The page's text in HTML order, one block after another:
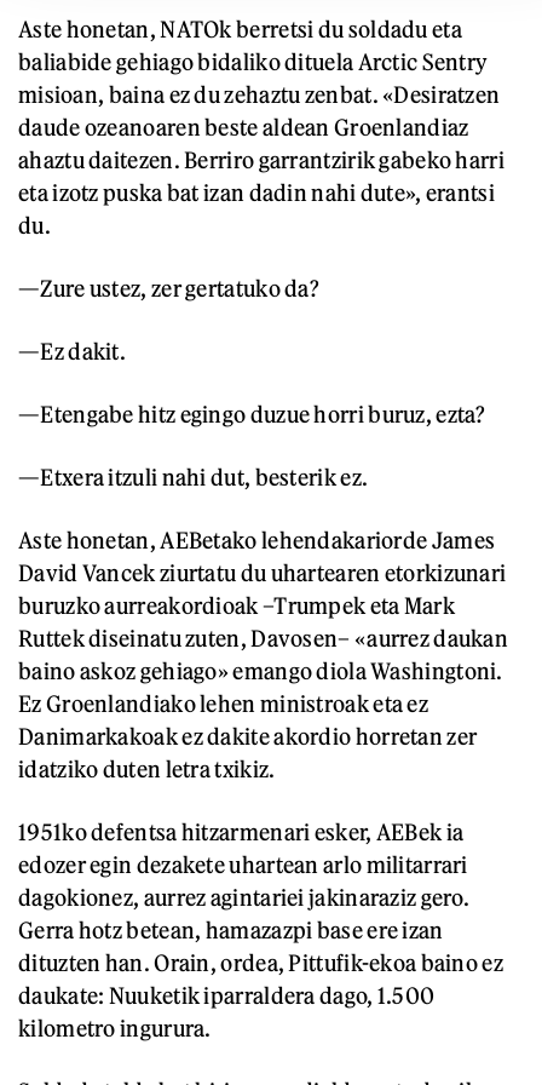
Aste honetan, NATOk berretsi du soldadu eta
baliabide gehiago bidaliko dituela Arctic Sentry
misioan, baina ez du zehaztu zenbat. «Desiratzen
daude ozeanoaren beste aldean Groenlandiaz
ahaztu daitezen. Berriro garrantzirik gabeko harri
eta izotz puska bat izan dadin nahi dute», erantsi
du.
—Zure ustez, zer gertatuko da?
—Ez dakit.
—Etengabe hitz egingo duzue horri buruz, ezta?
—Etxera itzuli nahi dut, besterik ez.
Aste honetan, AEBetako lehendakariorde James
David Vancek ziurtatu du uhartearen etorkizunari
buruzko aurreakordioak –Trumpek eta Mark
Ruttek diseinatu zuten, Davosen– «aurrez daukan
baino askoz gehiago» emango diola Washingtoni.
Ez Groenlandiako lehen ministroak eta ez
Danimarkakoak ez dakite akordio horretan zer
idatziko duten letra txikiz.
1951ko defentsa hitzarmenari esker, AEBek ia
edozer egin dezakete uhartean arlo militarrari
dagokionez, aurrez agintariei jakinaraziz gero.
Gerra hotz betean, hamazazpi base ere izan
dituzten han. Orain, ordea, Pittufik-ekoa baino ez
daukate: Nuuketik iparraldera dago, 1.500
kilometro ingurura.